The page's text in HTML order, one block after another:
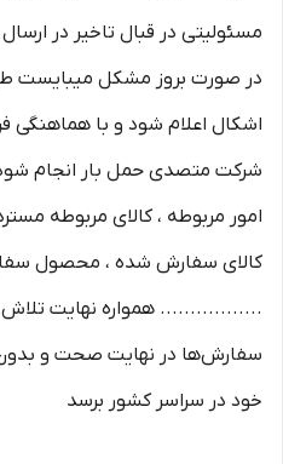
مسئولیتی در قبال تاخیر در
در صورت بروز مشکل میبایست
اشکال اعلام شود و با
شرکت متصدی حمل بار انجام
امور مربوطه ، کالای مربوطه
کالای سفارش شده ، محصول
................. همواره نهایت تلاش
سفارش‏‌ها در نهایت صحت و
خود در سراسر کشور برسد